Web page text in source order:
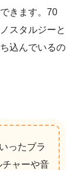
きます。70
スタルジーと
込んでいるの
ったブラ
チャーや音